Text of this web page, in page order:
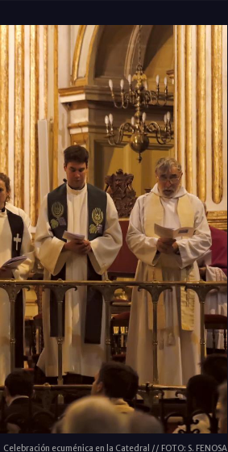
Celebración ecuménica en la Catedral // FOTO: S. FENOSA